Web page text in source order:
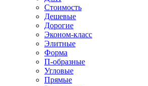
Стоимость
Дешевые
Дорогие
Эконом-класс
Элитные
Форма
П-образные
Угловые
Прямые